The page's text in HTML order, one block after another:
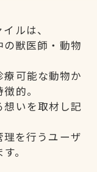
ルは、
獣医師・動物
可能な動物か
的。
想いを取材し記
を行うユーザ
。